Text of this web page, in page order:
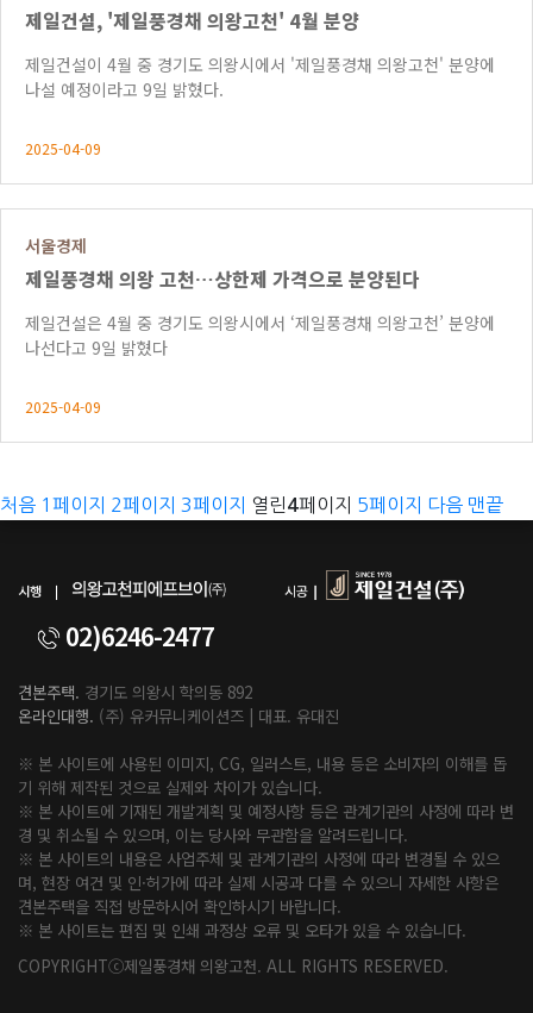
제일건설, '제일풍경채 의왕고천' 4월 분양
제일건설이 4월 중 경기도 의왕시에서 '제일풍경채 의왕고천' 분양에
나설 예정이라고 9일 밝혔다.
2025-04-09
서울경제
제일풍경채 의왕 고천…상한제 가격으로 분양된다
제일건설은 4월 중 경기도 의왕시에서 ‘제일풍경채 의왕고천’ 분양에
나선다고 9일 밝혔다
2025-04-09
처음 1 페이지 2페이지 3페이지 열린 4페이지 5페이지 다음 맨끝
02)6246-2477
견본주택. 경기도 의왕시 학의동 892
온라인대행. (주) 유커뮤니케이션즈 | 대표. 유대진
※ 본 사이트에 사용된 이미지, CG, 일러스트, 내용 등은 소비자의 이해를 돕
기 위해 제작된 것으로 실제와 차이가 있습니다.
※ 본 사이트에 기재된 개발계획 및 예정사항 등은 관계기관의 사정에 따라 변
경 및 취소될 수 있으며, 이는 당사와 무관함을 알려드립니다.
※ 본 사이트의 내용은 사업주체 및 관계기관의 사정에 따라 변경될 수 있으
며, 현장 여건 및 인·허가에 따라 실제 시공과 다를 수 있으니 자세한 사항은
견본주택을 직접 방문하시어 확인하시기 바랍니다.
※ 본 사이트는 편집 및 인쇄 과정상 오류 및 오타가 있을 수 있습니다.
COPYRIGHTⓒ제일풍경채 의왕고천. ALL RIGHTS RESERVED.